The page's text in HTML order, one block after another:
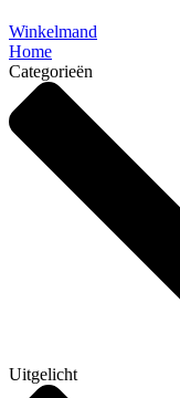
Winkelmand
Home
Categorieën
Uitgelicht